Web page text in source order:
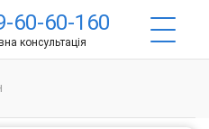
60-60-160
консультація